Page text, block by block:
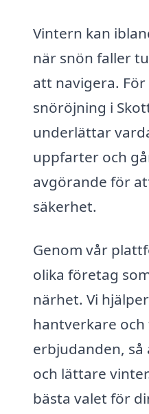
Vintern kan
när snön faller
att navigera.
snöröjning i
underlättar
uppfarter och
avgörande för
säkerhet.
Genom vår
olika företag
närhet. Vi
hantverkare
erbjudanden,
och lättare
bästa valet för